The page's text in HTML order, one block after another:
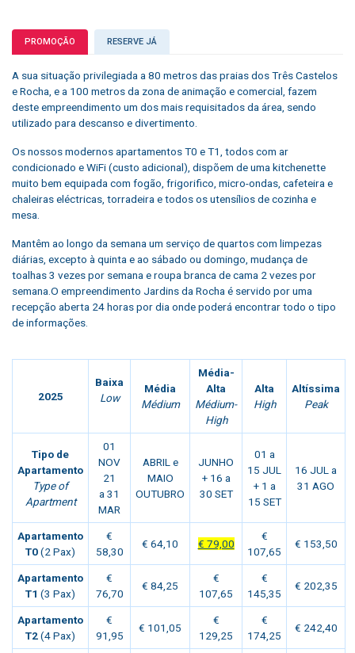
PROMOÇÃO RESERVE JÁ
A sua situação privilegiada a 80 metros das praias dos Três Castelos
e Rocha, e a 100 metros da zona de animação e comercial, fazem
deste empreendimento um dos mais requisitados da área, sendo
utilizado para descanso e divertimento.
Os nossos modernos apartamentos T0 e T1, todos com ar
condicionado e WiFi (custo adicional), dispõem de uma kitchenette
muito bem equipada com fogão, frigorifico, micro-ondas, cafeteira e
chaleiras eléctricas, torradeira e todos os utensílios de cozinha e
mesa.
Mantêm ao longo da semana um serviço de quartos com limpezas
diárias, excepto à quinta e ao sábado ou domingo, mudança de
toalhas 3 vezes por semana e roupa branca de cama 2 vezes por
semana.O empreendimento Jardins da Rocha é servido por uma
recepção aberta 24 horas por dia onde poderá encontrar todo o tipo
de informações.
2025
Baixa
Low
Média
Médium
Média-
Alta
Médium-
High
Alta
High
Altíssima
Peak
Tipo de
Apartamento
Type of
Apartment
01
NOV
21
a 31
MAR
ABRIL e
MAIO
OUTUBRO
JUNHO
+ 16 a
30 SET
01 a
15 JUL
+ 1 a
15 SET
16 JUL a
31 AGO
Apartamento
T0(2 Pax)
€
58,30
€ 64,10 € 79,00
€
107,65
€ 153,50
Apartamento
T1 (3 Pax)
€
76,70
€ 84,25
€
107,65
€
145,35
€ 202,35
Apartamento
T2(4 Pax)
€
91,95
€ 101,05
€
129,25
€
174,25
€ 242,40